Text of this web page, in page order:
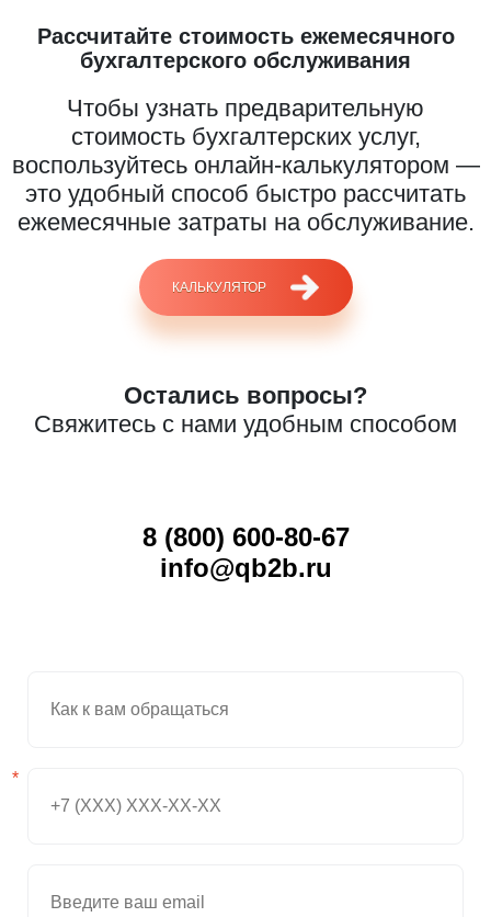
Рассчитайте стоимость ежемесячного
бухгалтерского обслуживания
Чтобы узнать предварительную
стоимость бухгалтерских услуг,
воспользуйтесь онлайн-калькулятором —
это удобный способ быстро рассчитать
ежемесячные затраты на обслуживание.
КАЛЬКУЛЯТОР
Остались вопросы?
Свяжитесь с нами удобным способом
8 (800) 600-80-67
info@qb2b.ru
*
Нажимая кнопку отправить я